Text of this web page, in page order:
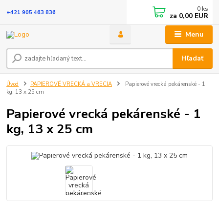
Menu
Hľadať
+421 905 463 836 0 ks
za 0,00 EUR
Úvod PAPIEROVÉ VRECKÁ a VRECIA
Papierové vrecká pekárenské - 1
kg, 13 x 25 cm
Papierové vrecká pekárenské - 1
kg, 13 x 25 cm